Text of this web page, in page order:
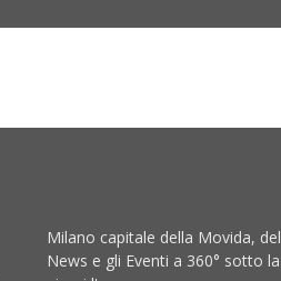
Milano capitale della Movida,
News e gli Eventi a 360° sotto